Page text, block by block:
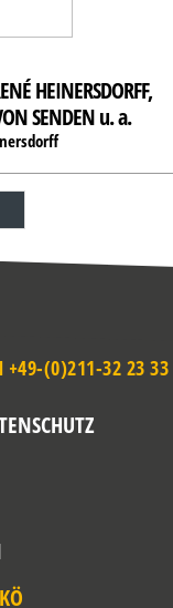
HEINERSDORFF,
SENDEN u. a.
+49-(0)211-32 23 33